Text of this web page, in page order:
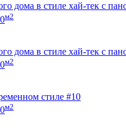
дома в стиле хай-тек с
м2
дома в стиле хай-тек с
м2
стиле #10
м2